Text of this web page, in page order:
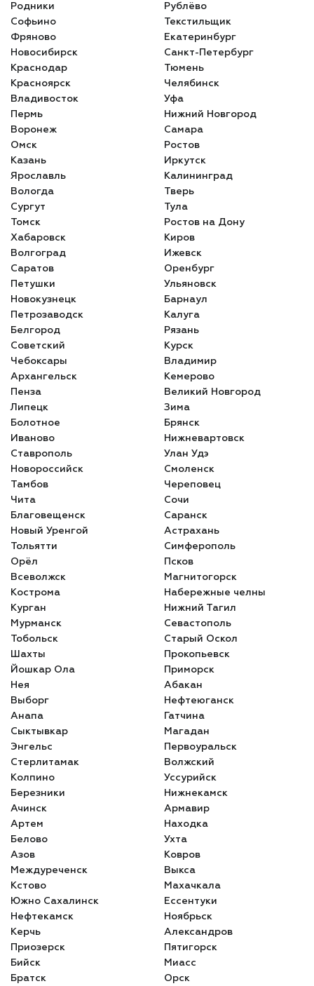
Родники
Рублёво
Софьино
Текстильщик
Фряново
Екатеринбург
Новосибирск
Санкт-Петербург
Краснодар
Тюмень
Красноярск
Челябинск
Владивосток
Уфа
Пермь
Нижний Новгород
Воронеж
Самара
Омск
Ростов
Казань
Иркутск
Ярославль
Калининград
Вологда
Тверь
Сургут
Тула
Томск
Ростов на Дону
Хабаровск
Киров
Волгоград
Ижевск
Саратов
Оренбург
Петушки
Ульяновск
Новокузнецк
Барнаул
Петрозаводск
Калуга
Белгород
Рязань
Советский
Курск
Чебоксары
Владимир
Архангельск
Кемерово
Пенза
Великий Новгород
Липецк
Зима
Болотное
Брянск
Иваново
Нижневартовск
Ставрополь
Улан Удэ
Новороссийск
Смоленск
Тамбов
Череповец
Чита
Сочи
Благовещенск
Саранск
Новый Уренгой
Астрахань
Тольятти
Симферополь
Орёл
Псков
Всеволжск
Магнитогорск
Кострома
Набережные челны
Курган
Нижний Тагил
Мурманск
Севастополь
Тобольск
Старый Оскол
Шахты
Прокопьевск
Йошкар Ола
Приморск
Нея
Абакан
Выборг
Нефтеюганск
Анапа
Гатчина
Сыктывкар
Магадан
Энгельс
Первоуральск
Стерлитамак
Волжский
Колпино
Уссурийск
Березники
Нижнекамск
Ачинск
Армавир
Артем
Находка
Белово
Ухта
Азов
Ковров
Междуреченск
Выкса
Кстово
Махачкала
Южно Сахалинск
Ессентуки
Нефтекамск
Ноябрьск
Керчь
Александров
Приозерск
Пятигорск
Бийск
Миасс
Братск
Орск